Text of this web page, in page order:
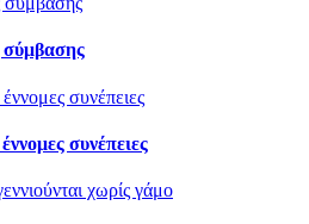
σύμβασης
συνέπειες